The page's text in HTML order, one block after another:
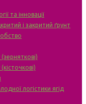
та інновації
і закритий ґрунт
логістики ягід